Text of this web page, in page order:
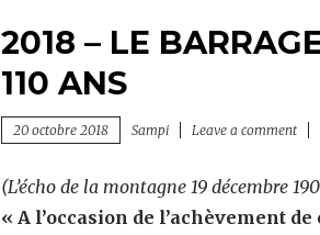
2018 – LE
110 ANS
20 octobre 2018 Sampi Leave a comment
(L’écho de la montagne 19 décembre
« A l’occasion de l’achèvement